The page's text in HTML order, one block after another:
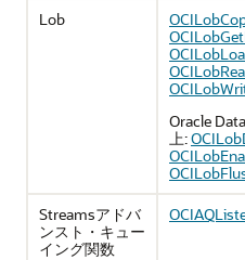
Lob
Oracle
上:
Streamsアドバ
ンスト・キュー
イング関数